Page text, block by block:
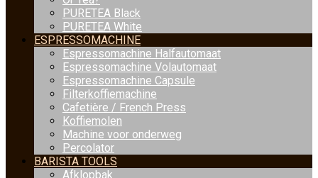
PURETEA Black
PURETEA White
ESPRESSOMACHINE
Espressomachine Halfautomaat
Espressomachine Volautomaat
Espressomachine Capsule
Filterkoffiemachine
Cafetière / French Press
Koffiemolen
Machine voor onderweg
Percolator
BARISTA TOOLS
Afklopbak